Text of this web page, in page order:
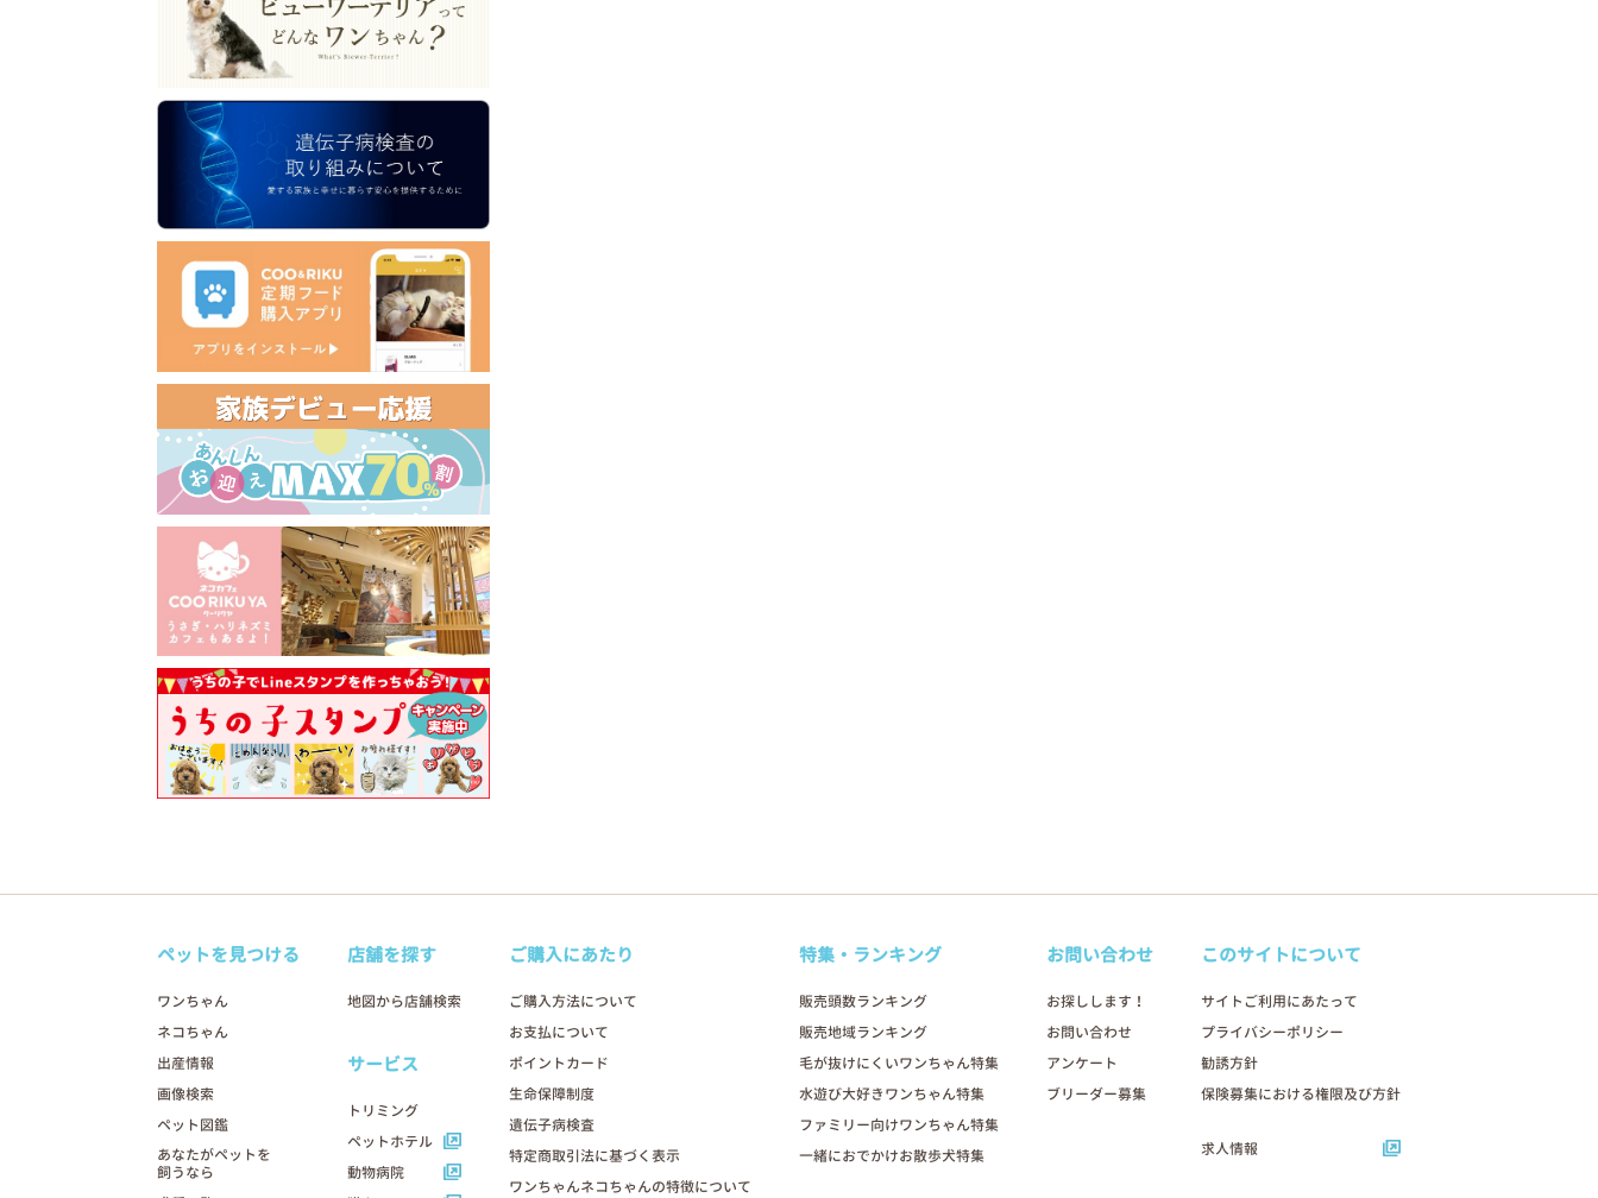
ペットを見つける
ワンちゃん
ネコちゃん
出産情報
画像検索
ペット図鑑
あなたがペットを
飼うなら
店舗を探す
地図から店舗検索
サービス
トリミング
ペットホテル
動物病院
ご購入にあたり
ご購入方法について
お支払について
ポイントカード
生命保障制度
遺伝子病検査
特定商取引法に基づく表示
ワンちゃんネコちゃんの特徴について
特集・ランキング
販売頭数ランキング
販売地域ランキング
毛が抜けにくいワンちゃん特集
水遊び大好きワンちゃん特集
ファミリー向けワンちゃん特集
一緒におでかけお散歩犬特集
お問い合わせ
お探しします！
お問い合わせ
アンケート
ブリーダー募集
このサイトについて
サイトご利用にあたって
プライバシーポリシー
勧誘方針
保険募集における権限及び方針
求人情報